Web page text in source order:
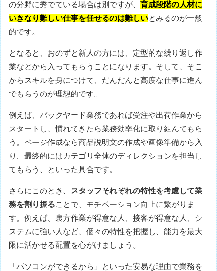
の分野に秀でている場合は別ですが、育成段階の人材に
いきなり難しい仕事を任せるのは難しいとみるのが一般
的です。
となると、おのずと新人の方には、定型的な繰り返し作
業などから入ってもらうことになります。そして、そこ
からスキルを身につけて、だんだんと高度な仕事に進ん
でもらうのが理想的です。
例えば、バックヤード業務であれば受注や出荷作業から
スタートし、慣れてきたら業務効率化に取り組んでもら
う。ページ作成なら商品説明文の作成や画像準備から入
り、最終的にはカテゴリ全体のディレクションを担当し
てもらう、といった具合です。
さらにこのとき、 スタッフそれぞれの特性を考慮して業
務を割り振ることで、モチベーション向上に繋がりま
す。例えば、裏方作業が得意な人、接客が得意な人、シ
ステムに強い人など、個々の特性を把握し、能力を最大
限に活かせる配置を心がけましょう。
「パソコンができるから」といった安易な理由で業務を